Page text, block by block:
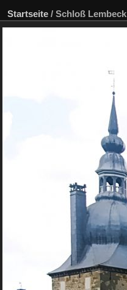
Startseite / Schloß Lembeck